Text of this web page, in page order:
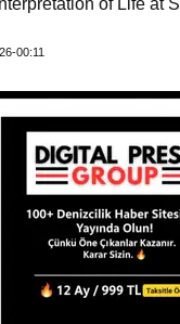
of Life at
00:11